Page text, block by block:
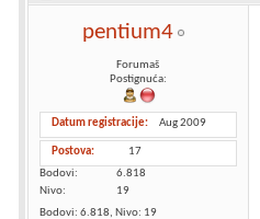
pentium4
Forumaš
Postignuća:
Datum registracije Aug 2009
Postova
17
Bodovi
6.818
Nivo
19
Bodovi: 6.818, Nivo: 19